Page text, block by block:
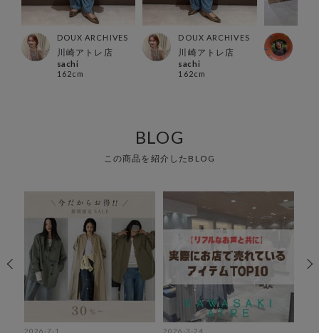
DOUX ARCHIVES
川崎アトレ店
sachi
162cm
DOUX ARCHIVES
川崎アトレ店
sachi
162cm
BLOG
この商品を紹介したBLOG
2026-7-1 2026-3-24